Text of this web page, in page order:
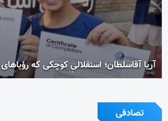
آریا آقاسلطان؛ استقلالیِ کوچکی که رؤیاهای
تصادفی